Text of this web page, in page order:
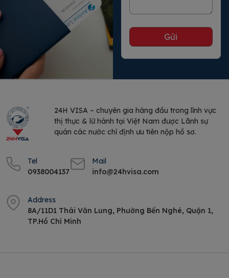
24H VISA – chuyên gia hàng đầu trong lĩnh vực
thị thực & lữ hành tại Việt Nam được Lãnh sự
quán các nước chỉ định ưu tiên nộp hồ sơ.
Tel
0938004137
Mail
info@24hvisa.com
Address
8A/11D1 Thái Văn Lung, Phường Bến Nghé, Quận 1,
TP.Hồ Chí Minh